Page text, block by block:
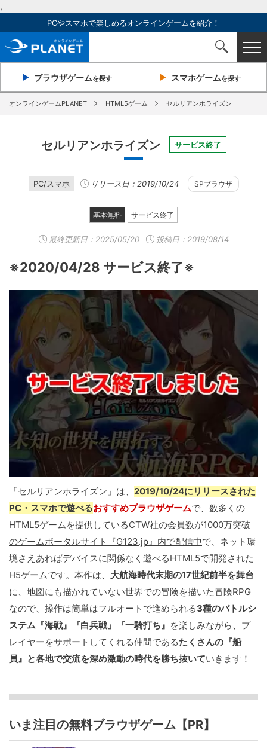
,
PCやスマホで楽しめるオンラインゲームを紹介！
ブラウザゲームを探す スマホゲームを探す
オンラインゲームPLANET HTML5ゲーム セルリアンホライズン
セルリアンホライズン サービス終了
PC/スマホ リリース日：2019/10/24 SPブラウザ
基本無料 サービス終了
最終更新日： 2025/05/20 投稿日：2019/08/14
※2020/04/28 サービス終了※
「セルリアンホライズン」は、 2019/10/24にリリースされた
PC・スマホで遊べるおすすめブラウザゲームで、数多くの
HTML5ゲームを提供しているCTW社の会員数が1000万突破
のゲームポータルサイト『G123.jp』内で配信中で、ネット環
境さえあればデバイスに関係なく遊べるHTML5で開発された
H5ゲームです。本作は、 大航海時代末期の17世紀前半を舞台
に、地図にも描かれていない世界での冒険を描いた冒険RPG
なので、操作は簡単はフルオートで進められる3種のバトルシ
ステム『海戦』『白兵戦』『一騎打ち』 を楽しみながら、プ
レイヤーをサポートしてくれる仲間であるたくさんの『船
員』と各地で交流を深め激動の時代を勝ち抜いていきます！
いま注目の無料ブラウザゲーム【PR】